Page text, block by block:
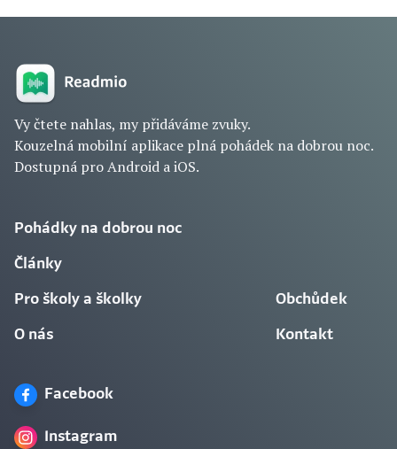
Vy čtete nahlas, my přidáváme zvuky.
Kouzelná mobilní aplikace plná pohádek na dobrou noc.
Dostupná pro Android a iOS.
Pohádky na dobrou noc
Články
Pro školy a školky
O nás
Obchůdek
Kontakt
Facebook
Instagram